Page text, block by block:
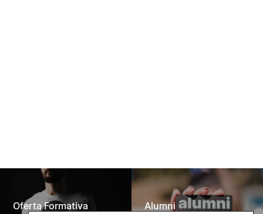
Oferta Formativa Alumni